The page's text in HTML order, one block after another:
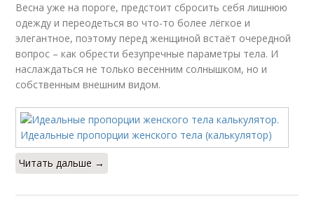
Весна уже на пороге, предстоит сбросить себя лишнюю
одежду и переодеться во что-то более лёгкое и
элегантное, поэтому перед женщиной встаёт очередной
вопрос – как обрести безупречные параметры тела. И
наслаждаться не только весенним солнышком, но и
собственным внешним видом.
Читать дальше →